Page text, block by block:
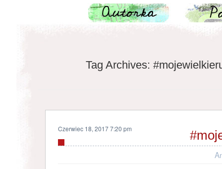
Tag Archives:
Czerwiec 18, 2017 7:20 pm